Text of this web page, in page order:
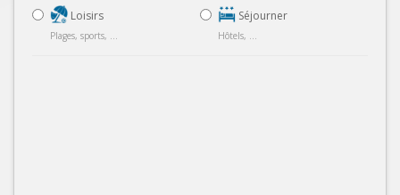
Loisirs
Plages, sports, ...
Séjourner
Hôtels, ...